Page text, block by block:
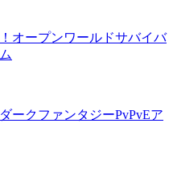
オープンワールドサバイバ
ークファンタジーPvPvEア